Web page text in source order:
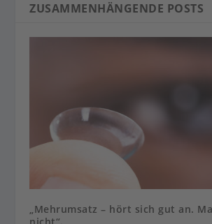
ZUSAMMENHÄNGENDE POSTS
„Mehrumsatz – hört sich gut an.